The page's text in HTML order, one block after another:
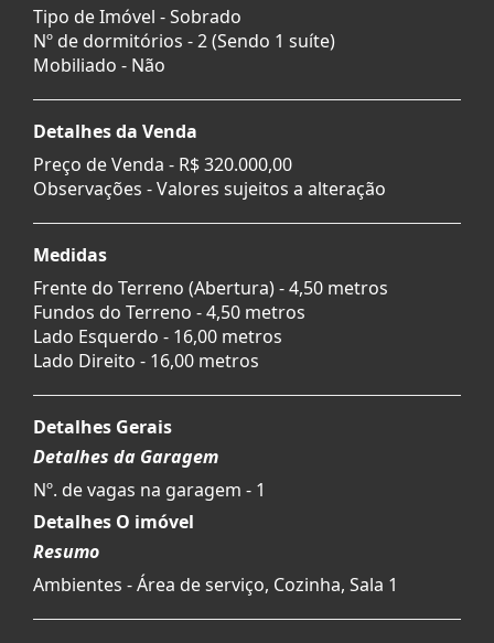
Tipo de Imóvel - Sobrado
Nº de dormitórios - 2 (Sendo 1 suíte)
Mobiliado - Não
Detalhes da Venda
Preço de Venda - R$ 320.000,00
Observações - Valores sujeitos a alteração
Medidas
Frente do Terreno (Abertura) - 4,50 metros
Fundos do Terreno - 4,50 metros
Lado Esquerdo - 16,00 metros
Lado Direito - 16,00 metros
Detalhes Gerais
Detalhes da Garagem
Nº. de vagas na garagem - 1
Detalhes O imóvel
Resumo
Ambientes - Área de serviço, Cozinha, Sala 1